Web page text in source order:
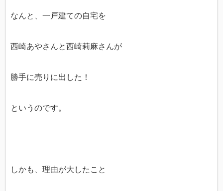
なんと、一戸建ての自宅を
西崎あやさんと西崎莉麻さんが
勝手に売りに出した！
というのです。
しかも、理由が大したこと